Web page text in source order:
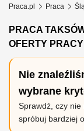
Praca.pl Praca
PRACA
OFERTY PRACY
Nie
wybrane
Sprawdź, czy
spróbuj bardziej